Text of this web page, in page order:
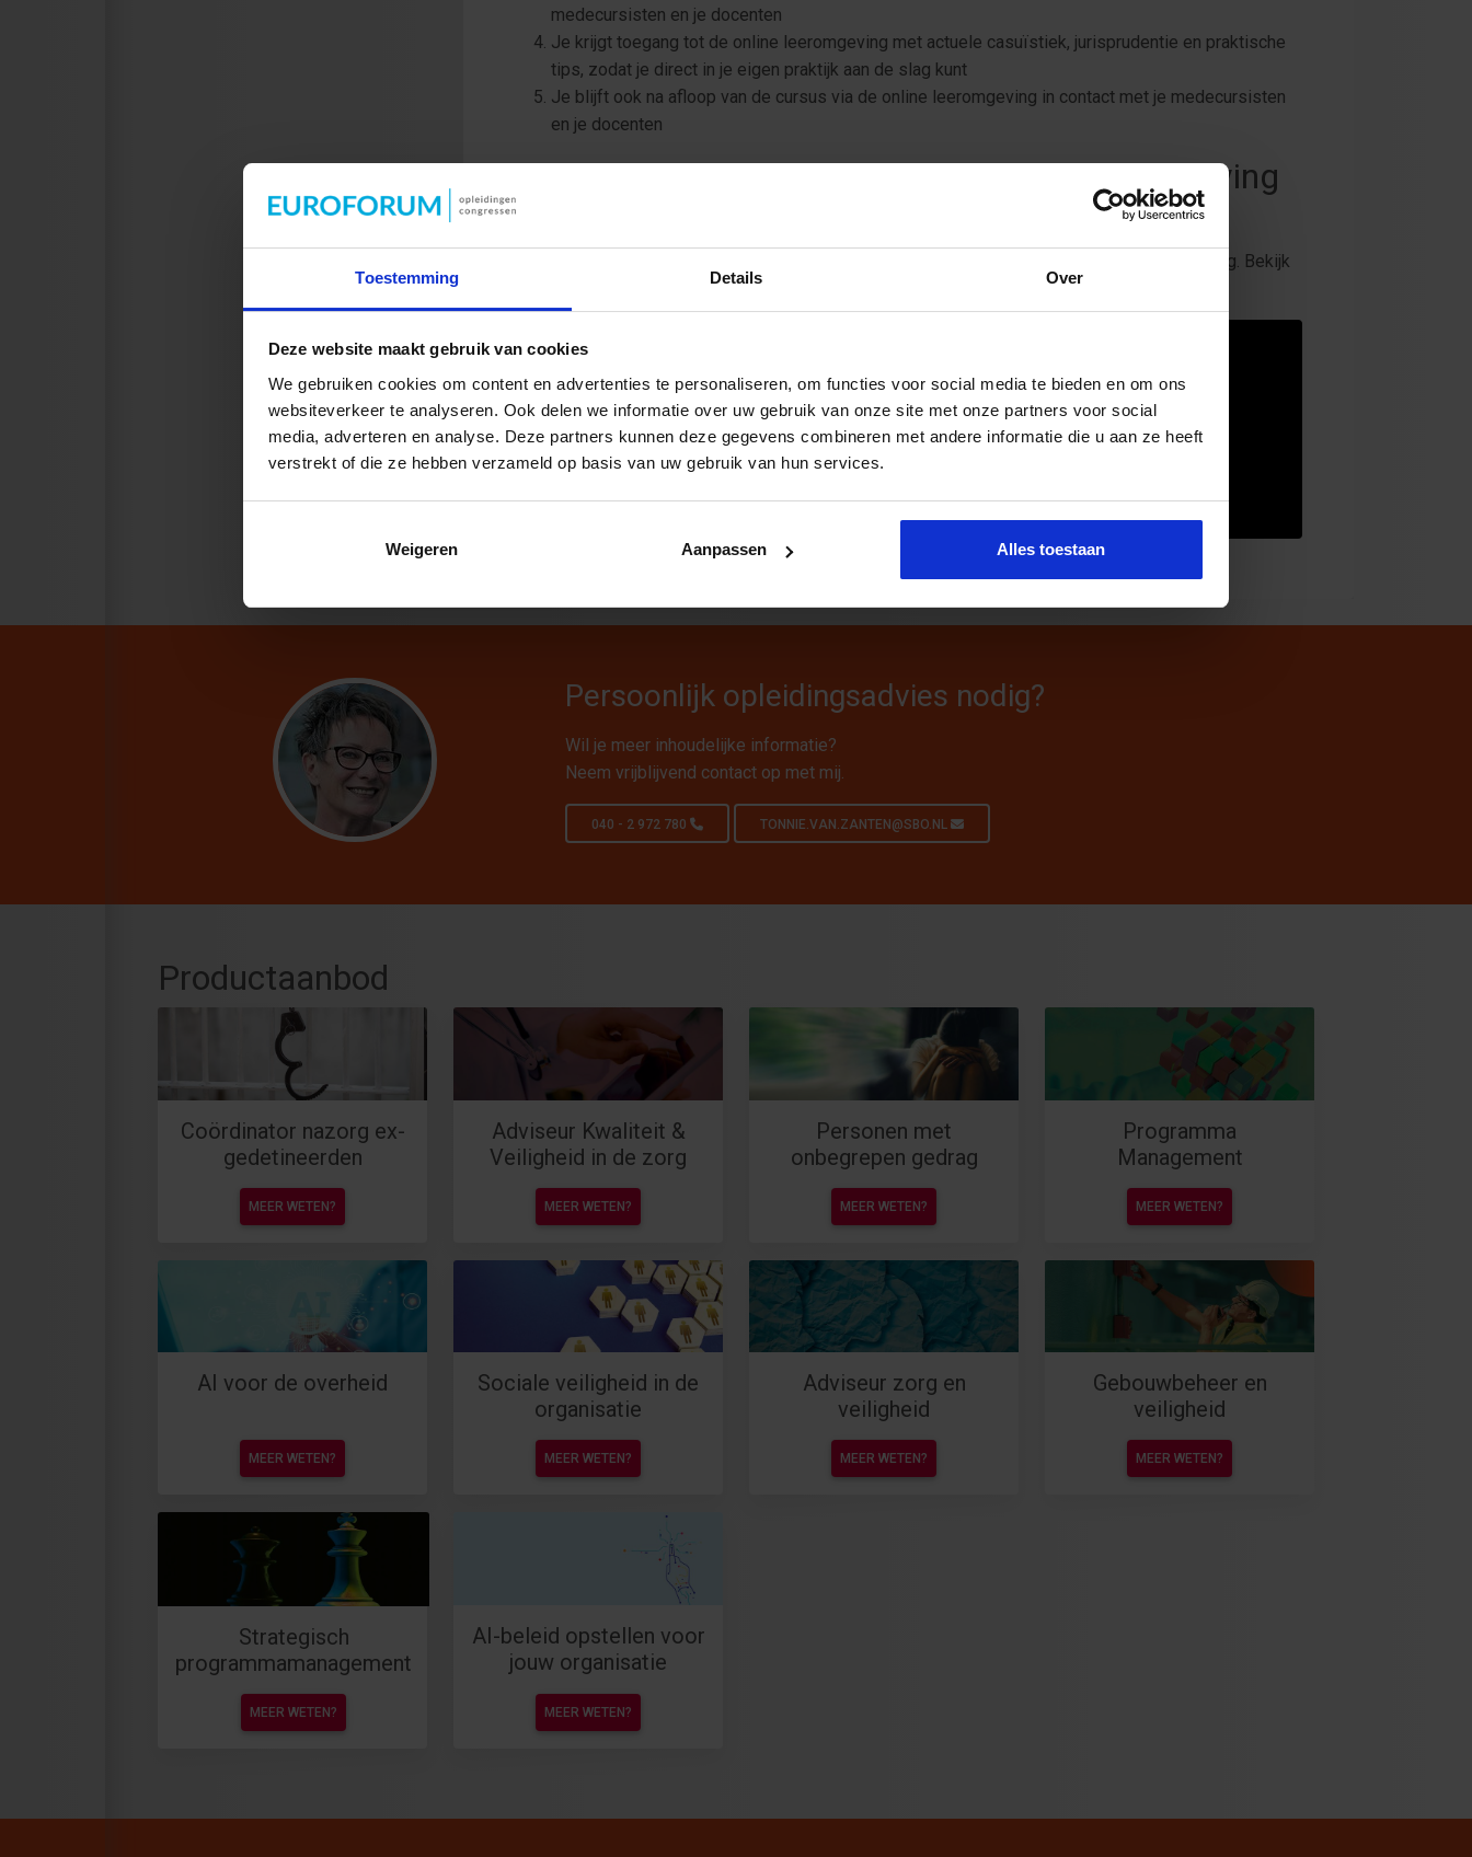
Toestemming Details Over
Deze website maakt gebruik van cookies
We gebruiken cookies om content en advertenties te personaliseren, om functies voor social media te bieden en om ons
websiteverkeer te analyseren. Ook delen we informatie over uw gebruik van onze site met onze partners voor social
media, adverteren en analyse. Deze partners kunnen deze gegevens combineren met andere informatie die u aan ze heeft
verstrekt of die ze hebben verzameld op basis van uw gebruik van hun services.
Weigeren Aanpassen Alles toestaan
medecursisten en je docenten
Je krijgt toegang tot de online leeromgeving met actuele casuïstiek, jurisprudentie en praktische
tips, zodat je direct in je eigen praktijk aan de slag kunt
Je blijft ook na afloop van de cursus via de online leeromgeving in contact met je medecursisten
en je docenten
Wat leer je tijdens de opleiding Wet- en regelgeving
Docenten en cursisten delen met je hun ervaringen en wat je allemaal leert tijdens de opleiding. Bekijk
een van onderstaande video's:
Persoonlijk opleidingsadvies nodig?
Wil je meer inhoudelijke informatie?
Neem vrijblijvend contact op met mij.
040 - 2 972 780 TONNIE.VAN.ZANTEN@SBO.NL
Productaanbod
Coördinator nazorg ex-
gedetineerden
MEER WETEN?
Adviseur Kwaliteit &
Veiligheid in de zorg
MEER WETEN?
Personen met
onbegrepen gedrag
MEER WETEN?
Programma
Management
MEER WETEN?
AI voor de overheid
MEER WETEN?
Sociale veiligheid in de
organisatie
MEER WETEN?
Adviseur zorg en
veiligheid
MEER WETEN?
Gebouwbeheer en
veiligheid
MEER WETEN?
Strategisch
programmamanagement
MEER WETEN?
AI-beleid opstellen voor
jouw organisatie
MEER WETEN?